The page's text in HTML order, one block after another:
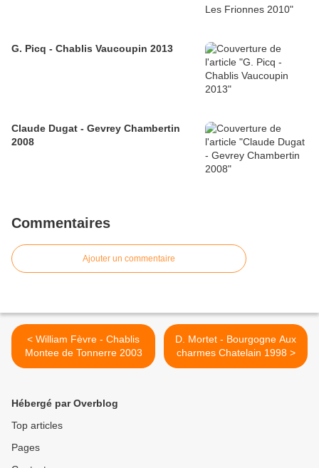
G. Picq - Chablis Vaucoupin 2013
Claude Dugat - Gevrey Chambertin
2008
Commentaires
Ajouter un commentaire
< William Fèvre - Chablis
Montee de Tonnerre 2003
D. Mortet - Bourgogne Aux
charmes Chatelain 1998 >
Hébergé par Overblog
Top articles
Pages